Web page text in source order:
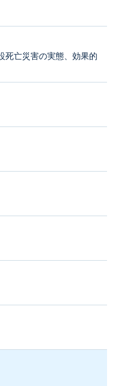
死亡災害の実態、効果的